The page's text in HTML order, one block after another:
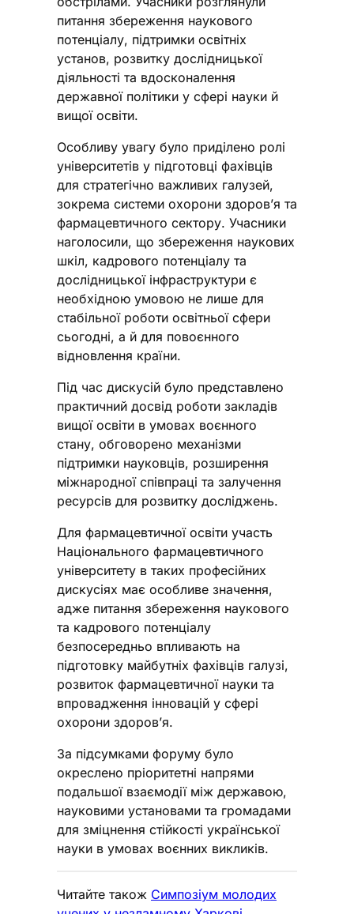
питання збереження наукового
потенціалу, підтримки освітніх
установ, розвитку дослідницької
діяльності та вдосконалення
державної політики у сфері науки й
вищої освіти.
Особливу увагу було приділено ролі
університетів у підготовці фахівців
для стратегічно важливих галузей,
зокрема системи охорони здоров’я та
фармацевтичного сектору. Учасники
наголосили, що збереження наукових
шкіл, кадрового потенціалу та
дослідницької інфраструктури є
необхідною умовою не лише для
стабільної роботи освітньої сфери
сьогодні, а й для повоєнного
відновлення країни.
Під час дискусій було представлено
практичний досвід роботи закладів
вищої освіти в умовах воєнного
стану, обговорено механізми
підтримки науковців, розширення
міжнародної співпраці та залучення
ресурсів для розвитку досліджень.
Для фармацевтичної освіти участь
Національного фармацевтичного
університету в таких професійних
дискусіях має особливе значення,
адже питання збереження наукового
та кадрового потенціалу
безпосередньо впливають на
підготовку майбутніх фахівців галузі,
розвиток фармацевтичної науки та
впровадження інновацій у сфері
охорони здоров’я.
За підсумками форуму було
окреслено пріоритетні напрями
подальшої взаємодії між державою,
науковими установами та громадами
для зміцнення стійкості української
науки в умовах воєнних викликів.
Читайте також Симпозіум молодих